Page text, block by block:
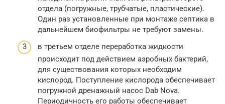
отдела (погружные, трубчатые, пластические).
Один раз установленные при монтаже септика в
дальнейшем биофильтры не требуют замены.
в третьем отделе переработка жидкости
происходит под действием аэробных бактерий,
для существования которых необходим
кислород. Поступление кислорода обеспечивает
погружной дренажный насос Dab Nova.
Периодичность его работы обеспечивает